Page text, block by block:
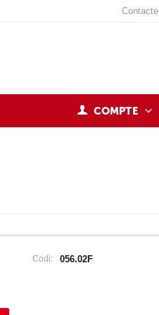
Contacte
COMPTE
Codi: 056.02F